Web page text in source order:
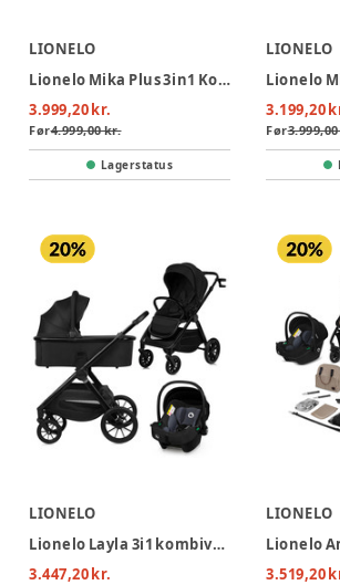
LIONELO
Lionelo Mika Plus 3in1 Kombivogn - Mocha Mousse
3.999,20 kr.
Før4.999,00 kr.
Lagerstatus
LIONELO
3.199,20
Før
LIONELO
Lionelo Layla 3i1 kombivognspakke - Black Onyx
3.447,20 kr.
LIONELO
3.519,20